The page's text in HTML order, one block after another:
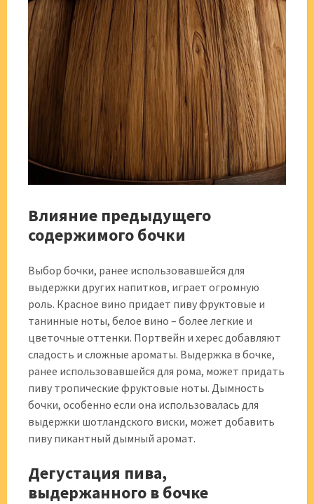
Влияние предыдущего
содержимого бочки
Выбор бочки, ранее использовавшейся для
выдержки других напитков, играет огромную
роль. Красное вино придает пиву фруктовые и
танинные ноты, белое вино – более легкие и
цветочные оттенки. Портвейн и херес добавляют
сладость и сложные ароматы. Выдержка в бочке,
ранее использовавшейся для рома, может придать
пиву тропические фруктовые ноты. Дымность
бочки, особенно если она использовалась для
выдержки шотландского виски, может добавить
пиву пикантный дымный аромат.
Дегустация пива,
выдержанного в бочке